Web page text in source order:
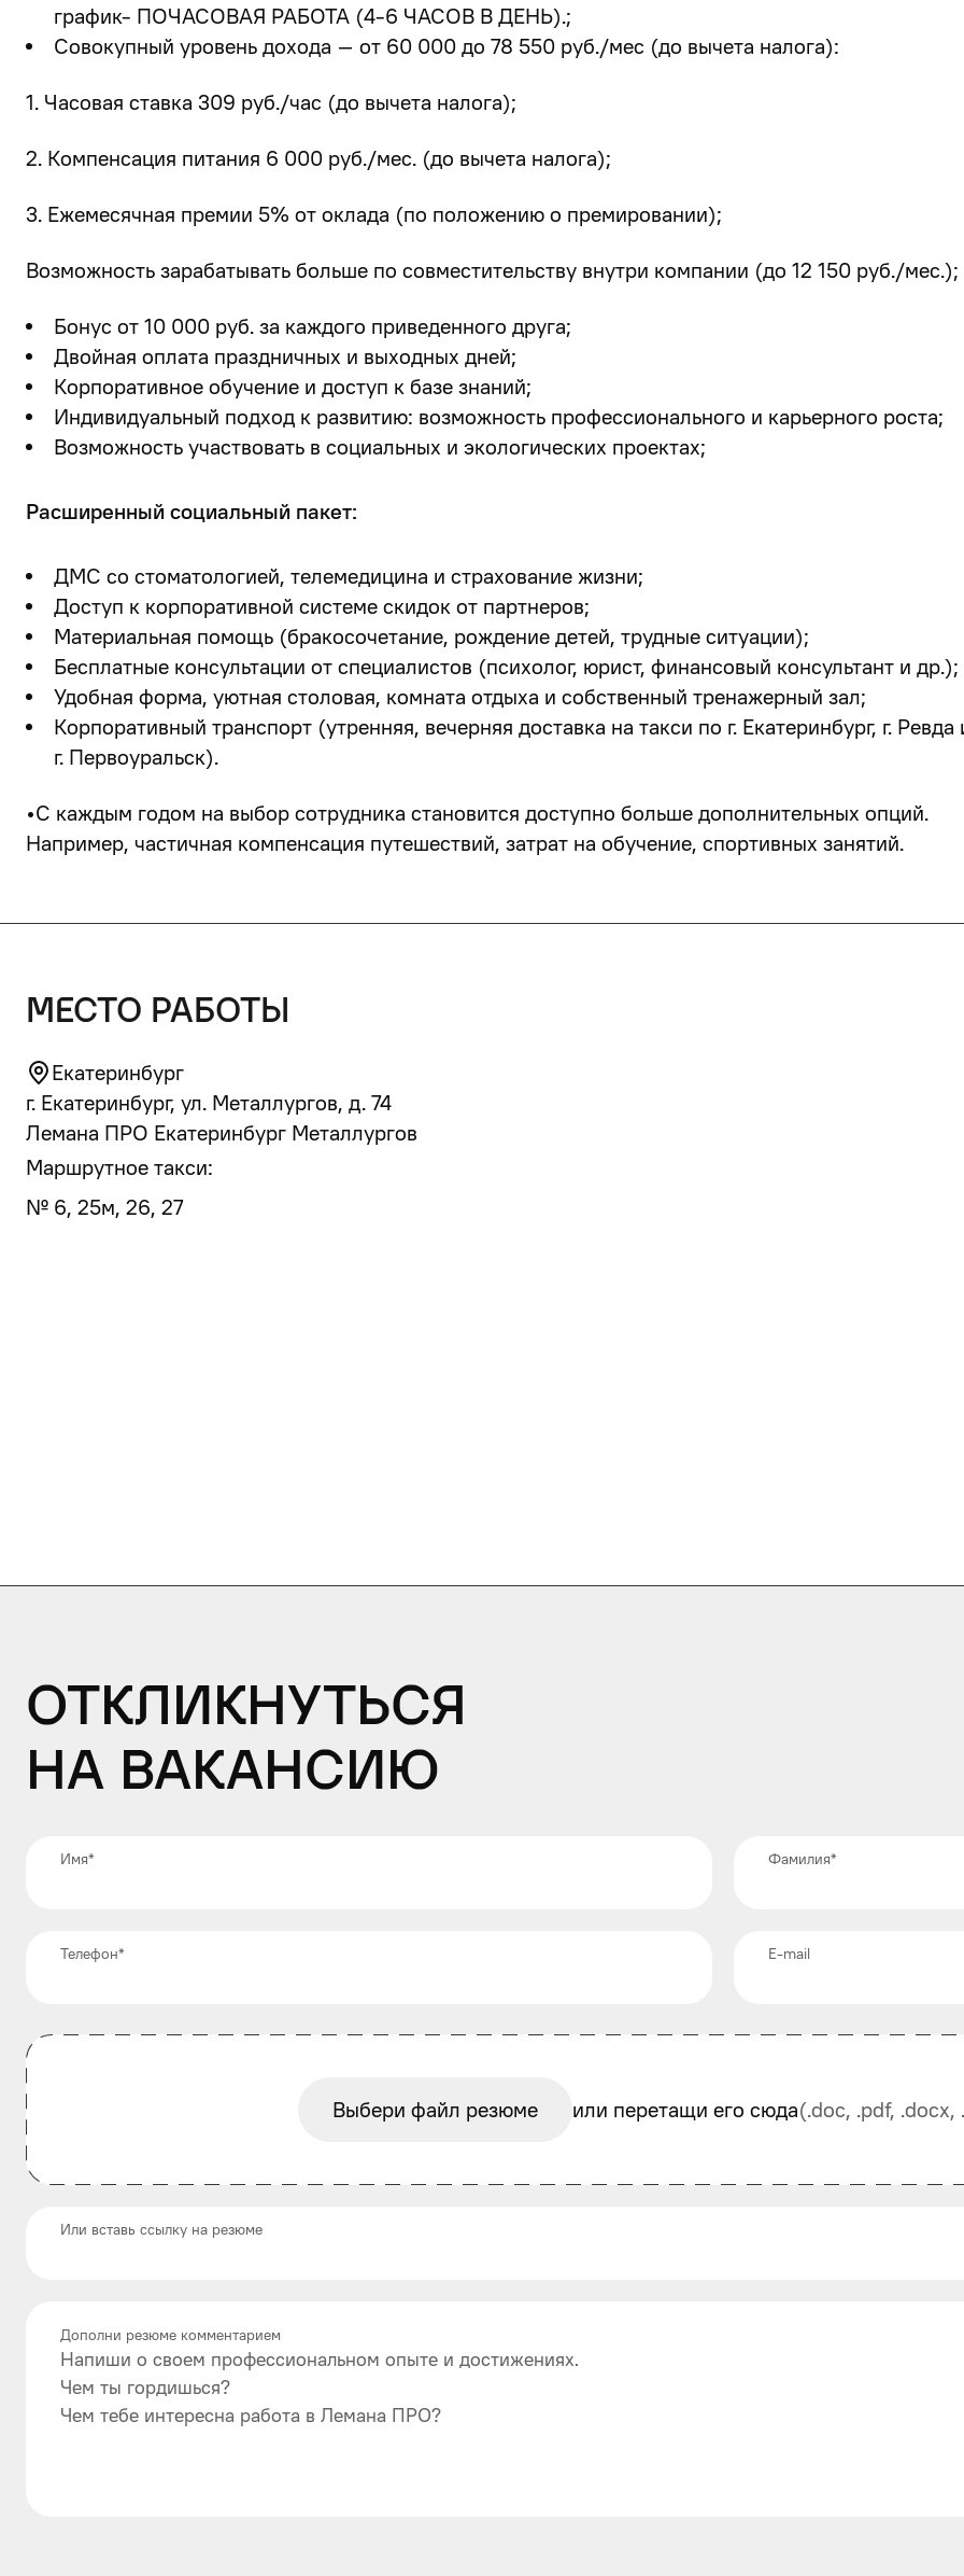
график- ПОЧАСОВАЯ РАБОТА (4-6 ЧАСОВ В ДЕНЬ).;
Совокупный уровень дохода – от 60 000 до 78 550 руб./мес (до вычета налога):
1. Часовая ставка 309 руб./час (до вычета налога);
2. Компенсация питания 6 000 руб./мес. (до вычета налога);
3. Ежемесячная премии 5% от оклада (по положению о премировании);
Возможность зарабатывать больше по совместительству внутри компании (до 12 150 руб./мес.);
Бонус от 10 000 руб. за каждого приведенного друга;
Двойная оплата праздничных и выходных дней;
Корпоративное обучение и доступ к базе знаний;
Индивидуальный подход к развитию: возможность профессионального и карьерного роста;
Возможность участвовать в социальных и экологических проектах;
Расширенный социальный пакет:
ДМС со стоматологией, телемедицина и страхование жизни;
Доступ к корпоративной системе скидок от партнеров;
Материальная помощь (бракосочетание, рождение детей, трудные ситуации);
Бесплатные консультации от специалистов (психолог, юрист, финансовый консультант и др.);
Удобная форма, уютная столовая, комната отдыха и собственный тренажерный зал;
Корпоративный транспорт (утренняя, вечерняя доставка на такси по г. Екатеринбург, г. Ревда
г. Первоуральск).
•С каждым годом на выбор сотрудника становится доступно больше дополнительных опций.
Например, частичная компенсация путешествий, затрат на обучение, спортивных занятий.
место работы
Екатеринбург
г. Екатеринбург, ул. Металлургов, д. 74
Лемана ПРО Екатеринбург Металлургов
Маршрутное такси:
№ 6, 25м, 26, 27
Откликнуться
на вакансию
Имя* Фамилия*
Телефон* E-mail
Выбери файл резюме или перетащи его сюда(.doc, .pdf,
Или вставь ссылку на резюме
Напиши о своем профессиональном опыте и достижениях.
Чем ты гордишься?
Чем тебе интересна работа в Лемана ПРО?
Дополни резюме комментарием